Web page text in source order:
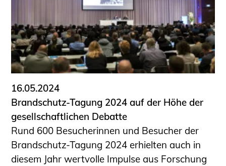
16.05.2024
Brandschutz-Tagung 2024 auf der Höhe der
gesellschaftlichen Debatte
Rund 600 Besucherinnen und Besucher der
Brandschutz-Tagung 2024 erhielten auch in
diesem Jahr wertvolle Impulse aus Forschung